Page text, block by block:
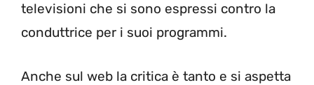
televisioni che si sono espressi contro la
conduttrice per i suoi programmi.
Anche sul web la critica è tanto e si aspetta